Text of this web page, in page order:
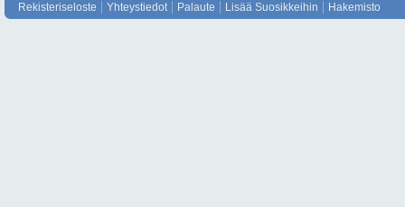
Rekisteriseloste Yhteystiedot Palaute Lisää Suosikkeihin Hakemisto